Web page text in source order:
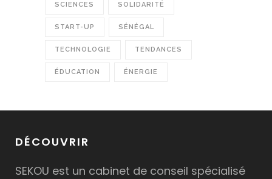
SCIENCES SOLIDARITÉ
START-UP SÉNÉGAL
TECHNOLOGIE TENDANCES
ÉDUCATION ÉNERGIE
DÉCOUVRIR
SEKOU est un cabinet de conseil spécialisé